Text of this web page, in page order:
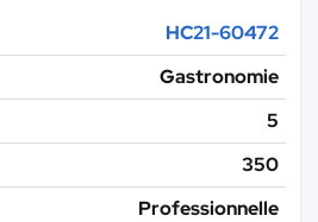
HC21-60472
Gastronomie
5
350
Professionnelle